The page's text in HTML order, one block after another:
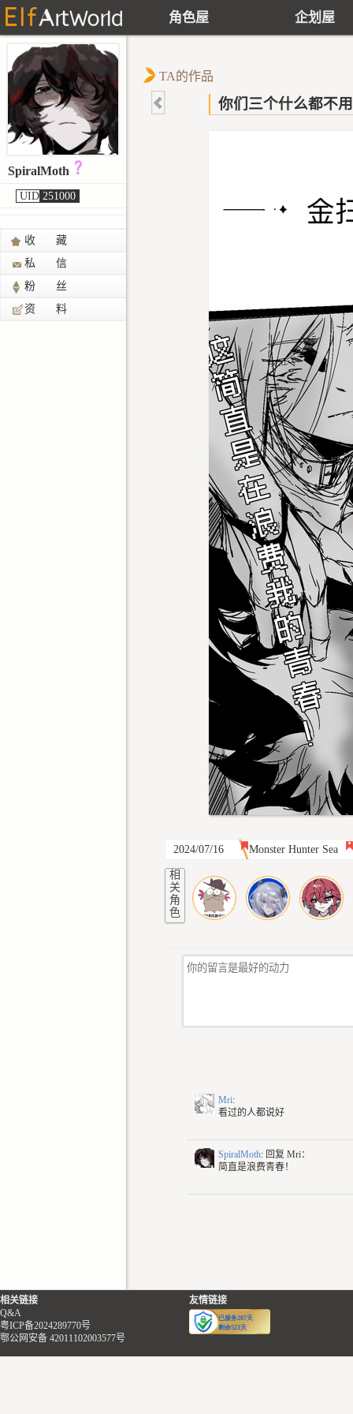
角色屋 企划屋
SpiralMoth
UID 251000
收 藏
私 信
粉 丝
资 料
TA的作品
你们三个什么都不
2024/07/16 Monster Hunter Sea
相
关
角
色
Mri:
看过的人都说好
SpiralMoth: 回复 Mri：
简直是浪费青春！
相关链接
Q&A
粤ICP备2024289770号
鄂公网安备 42011102003577号
友情链接